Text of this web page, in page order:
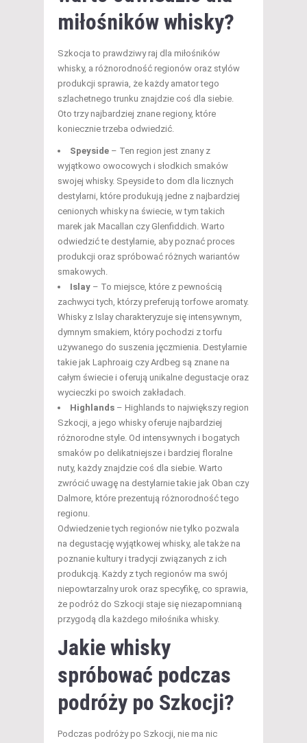
miłośników whisky?
Szkocja to prawdziwy raj dla miłośników
whisky, a różnorodność regionów oraz stylów
produkcji sprawia, że każdy amator tego
szlachetnego trunku znajdzie coś dla siebie.
Oto trzy najbardziej znane regiony, które
koniecznie trzeba odwiedzić.
Speyside – Ten region jest znany z
wyjątkowo owocowych i słodkich smaków
swojej whisky. Speyside to dom dla licznych
destylarni, które produkują jedne z najbardziej
cenionych whisky na świecie, w tym takich
marek jak Macallan czy Glenfiddich. Warto
odwiedzić te destylarnie, aby poznać proces
produkcji oraz spróbować różnych wariantów
smakowych.
Islay – To miejsce, które z pewnością
zachwyci tych, którzy preferują torfowe aromaty.
Whisky z Islay charakteryzuje się intensywnym,
dymnym smakiem, który pochodzi z torfu
używanego do suszenia jęczmienia. Destylarnie
takie jak Laphroaig czy Ardbeg są znane na
całym świecie i oferują unikalne degustacje oraz
wycieczki po swoich zakładach.
Highlands – Highlands to największy region
Szkocji, a jego whisky oferuje najbardziej
różnorodne style. Od intensywnych i bogatych
smaków po delikatniejsze i bardziej floralne
nuty, każdy znajdzie coś dla siebie. Warto
zwrócić uwagę na destylarnie takie jak Oban czy
Dalmore, które prezentują różnorodność tego
regionu.
Odwiedzenie tych regionów nie tylko pozwala
na degustację wyjątkowej whisky, ale także na
poznanie kultury i tradycji związanych z ich
produkcją. Każdy z tych regionów ma swój
niepowtarzalny urok oraz specyfikę, co sprawia,
że podróż do Szkocji staje się niezapomnianą
przygodą dla każdego miłośnika whisky.
Jakie whisky
spróbować podczas
podróży po Szkocji?
Podczas podróży po Szkocji, nie ma nic